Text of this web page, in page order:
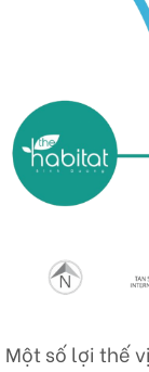
Một số lợi thế